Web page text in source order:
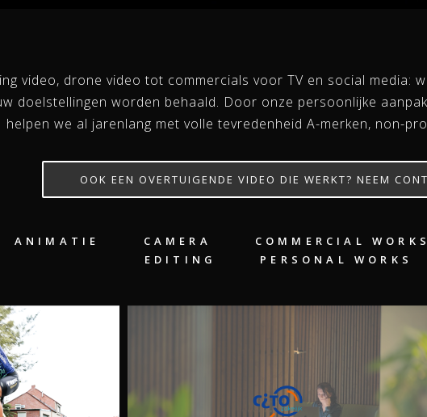
video, drone video tot commercials voor TV en social media:
doelstellingen worden behaald. Door onze persoonlijke
we al jarenlang met volle tevredenheid A-merken, non-
OOK EEN OVERTUIGENDE VIDEO DIE WERKT? NEEM
ANIMATIE CAMERA COMMERCIAL WORKS
EDITING
PERSONAL WORKS